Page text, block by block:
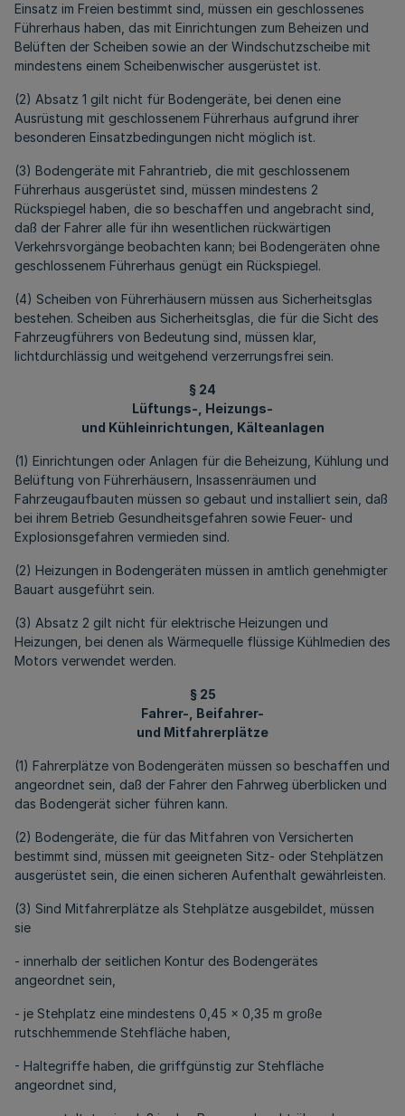
Einsatz im Freien bestimmt sind, müssen ein geschlossenes
Führerhaus haben, das mit Einrichtungen zum Beheizen und
Belüften der Scheiben sowie an der Windschutzscheibe mit
mindestens einem Scheibenwischer ausgerüstet ist.
(2) Absatz 1 gilt nicht für Bodengeräte, bei denen eine
Ausrüstung mit geschlossenem Führerhaus aufgrund ihrer
besonderen Einsatzbedingungen nicht möglich ist.
(3) Bodengeräte mit Fahrantrieb, die mit geschlossenem
Führerhaus ausgerüstet sind, müssen mindestens 2
Rückspiegel haben, die so beschaffen und angebracht sind,
daß der Fahrer alle für ihn wesentlichen rückwärtigen
Verkehrsvorgänge beobachten kann; bei Bodengeräten ohne
geschlossenem Führerhaus genügt ein Rückspiegel.
(4) Scheiben von Führerhäusern müssen aus Sicherheitsglas
bestehen. Scheiben aus Sicherheitsglas, die für die Sicht des
Fahrzeugführers von Bedeutung sind, müssen klar,
lichtdurchlässig und weitgehend verzerrungsfrei sein.
§ 24
Lüftungs-, Heizungs-
und Kühleinrichtungen, Kälteanlagen
(1) Einrichtungen oder Anlagen für die Beheizung, Kühlung und
Belüftung von Führerhäusern, Insassenräumen und
Fahrzeugaufbauten müssen so gebaut und installiert sein, daß
bei ihrem Betrieb Gesundheitsgefahren sowie Feuer- und
Explosionsgefahren vermieden sind.
(2) Heizungen in Bodengeräten müssen in amtlich genehmigter
Bauart ausgeführt sein.
(3) Absatz 2 gilt nicht für elektrische Heizungen und
Heizungen, bei denen als Wärmequelle flüssige Kühlmedien des
Motors verwendet werden.
§ 25
Fahrer-, Beifahrer-
und Mitfahrerplätze
(1) Fahrerplätze von Bodengeräten müssen so beschaffen und
angeordnet sein, daß der Fahrer den Fahrweg überblicken und
das Bodengerät sicher führen kann.
(2) Bodengeräte, die für das Mitfahren von Versicherten
bestimmt sind, müssen mit geeigneten Sitz- oder Stehplätzen
ausgerüstet sein, die einen sicheren Aufenthalt gewährleisten.
(3) Sind Mitfahrerplätze als Stehplätze ausgebildet, müssen
sie
- innerhalb der seitlichen Kontur des Bodengerätes
angeordnet sein,
- je Stehplatz eine mindestens 0,45 x 0,35 m große
rutschhemmende Stehfläche haben,
- Haltegriffe haben, die griffgünstig zur Stehfläche
angeordnet sind,